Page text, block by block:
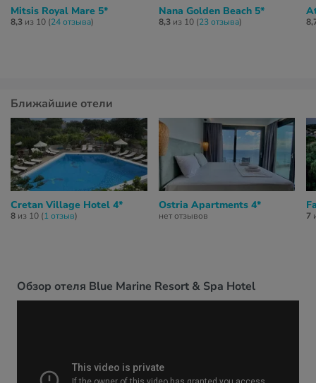
Обзор отеля Blue Marine Resort & Spa Hotel
Mitsis Royal Mare 5*
8,3 из 10 (24 отзывa)
Nana Golden Beach 5*
8,3из 10 (23 отзывa)
Ближайшие отели
Cretan Village Hotel 4*
8 из 10 (1 отзыв)
Ostria Apartments 4*
нет отзывов 7